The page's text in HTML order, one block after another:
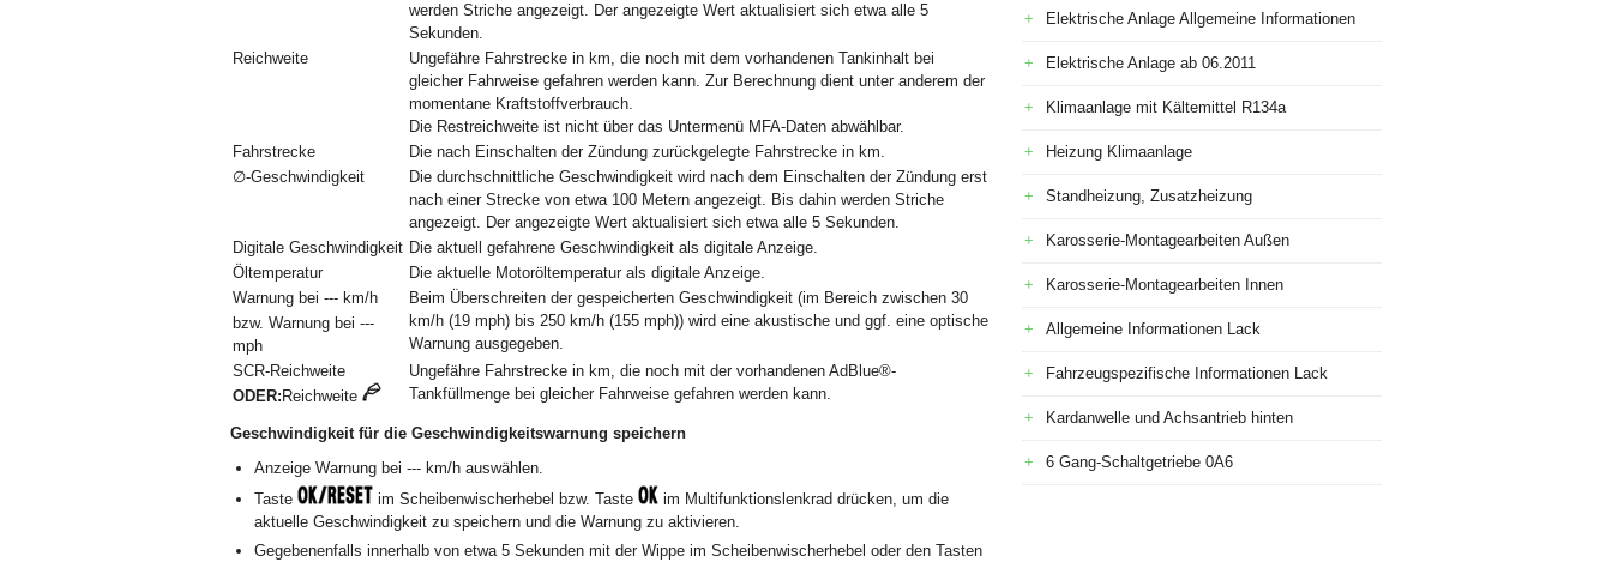
werden Striche angezeigt. Der angezeigte Wert aktualisiert sich etwa alle 5
Sekunden.
Reichweite
Ungefähre Fahrstrecke in km, die noch mit dem vorhandenen Tankinhalt bei
gleicher Fahrweise gefahren werden kann. Zur Berechnung dient unter anderem der
momentane Kraftstoffverbrauch.
Die Restreichweite ist nicht über das Untermenü MFA-Daten abwählbar.
Fahrstrecke
Die nach Einschalten der Zündung zurückgelegte Fahrstrecke in km.
∅-Geschwindigkeit
Die durchschnittliche Geschwindigkeit wird nach dem Einschalten der Zündung erst
nach einer Strecke von etwa 100 Metern angezeigt. Bis dahin werden Striche
angezeigt. Der angezeigte Wert aktualisiert sich etwa alle 5 Sekunden.
Digitale Geschwindigkeit Die aktuell gefahrene Geschwindigkeit als digitale Anzeige.
Öltemperatur
Die aktuelle Motoröltemperatur als digitale Anzeige.
Warnung bei --- km/h
Beim Überschreiten der gespeicherten Geschwindigkeit (im Bereich zwischen 30
km/h (19 mph) bis 250 km/h (155 mph)) wird eine akustische und ggf. eine optische
Warnung ausgegeben.
bzw. Warnung bei ---
mph
SCR-Reichweite
ODER: Reichweite
Ungefähre Fahrstrecke in km, die noch mit der vorhandenen AdBlue®-
Tankfüllmenge bei gleicher Fahrweise gefahren werden kann.
Geschwindigkeit für die Geschwindigkeitswarnung speichern
Anzeige Warnung bei --- km/h auswählen.
Taste
im Scheibenwischerhebel bzw. Taste
im Multifunktionslenkrad drücken, um die
aktuelle Geschwindigkeit zu speichern und die Warnung zu aktivieren.
Gegebenenfalls innerhalb von etwa 5 Sekunden mit der Wippe im Scheibenwischerhebel oder den Tasten
Elektrische Anlage Allgemeine Informationen
Elektrische Anlage ab 06.2011
Klimaanlage mit Kältemittel R134a
Heizung Klimaanlage
Standheizung, Zusatzheizung
Karosserie-Montagearbeiten Außen
Karosserie-Montagearbeiten Innen
Allgemeine Informationen Lack
Fahrzeugspezifische Informationen Lack
Kardanwelle und Achsantrieb hinten
6 Gang-Schaltgetriebe 0A6